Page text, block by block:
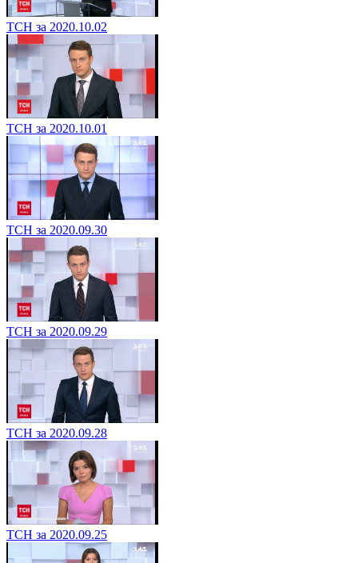
ТСН за 2020.10.02
ТСН за 2020.10.01
ТСН за 2020.09.30
ТСН за 2020.09.29
ТСН за 2020.09.28
ТСН за 2020.09.25